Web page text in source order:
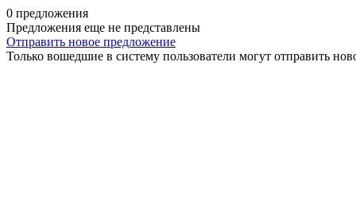
0 предложения
Предложения еще не представлены
Отправить новое предложение
Только вошедшие в систему пользователи могут отправить